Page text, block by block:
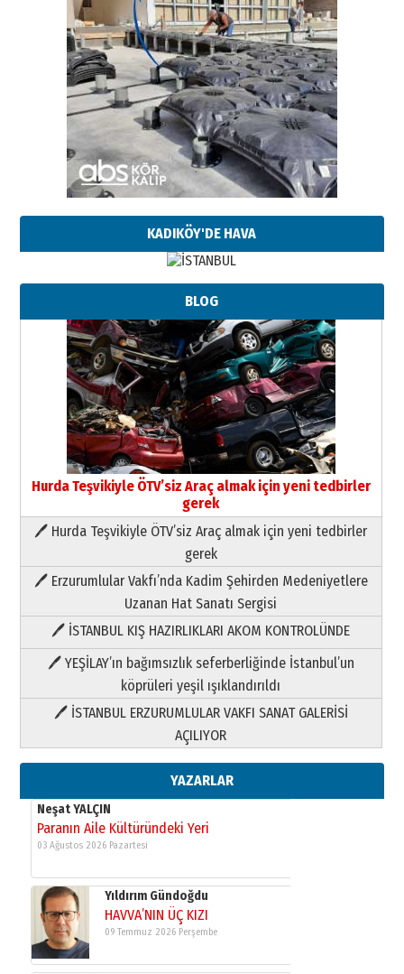
KADIKÖY'DE HAVA
BLOG
Hurda Teşvikiyle ÖTV’siz Araç almak için yeni tedbirler
gerek
🖊 Hurda Teşvikiyle ÖTV’siz Araç almak için yeni tedbirler
gerek
🖊 Erzurumlular Vakfı’nda Kadim Şehirden Medeniyetlere
Uzanan Hat Sanatı Sergisi
🖊 İSTANBUL KIŞ HAZIRLIKLARI AKOM KONTROLÜNDE
🖊 YEŞİLAY’ın bağımsızlık seferberliğinde İstanbul’un
köprüleri yeşil ışıklandırıldı
🖊 İSTANBUL ERZURUMLULAR VAKFI SANAT GALERİSİ
AÇILIYOR
YAZARLAR
Paranın Aile Kültüründeki Yeri
03 Ağustos 2026 Pazartesi
Yıldırım Gündoğdu
HAVVA’NIN ÜÇ KIZI
09 Temmuz 2026 Perşembe
Yusuf POLAT
Şampiyonluk Sebahattin Şirin’e
yazar
11 Mayıs 2026 Pazartesi
Neşat YALÇIN
Paranın Aile Kültüründeki Yeri
03 Ağustos 2026 Pazartesi
Yıldırım Gündoğdu
HAVVA’NIN ÜÇ KIZI
09 Temmuz 2026 Perşembe